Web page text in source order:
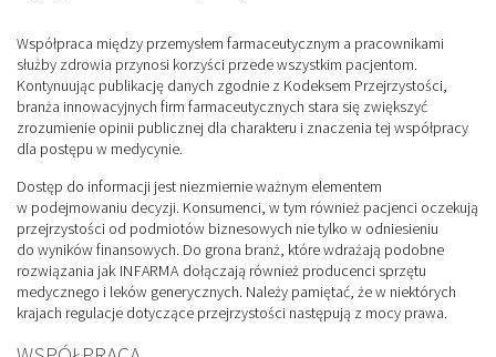
Współpraca między przemysłem farmaceutycznym a pracownikami
służby zdrowia przynosi korzyści przede wszystkim pacjentom.
Kontynuując publikację danych zgodnie z Kodeksem Przejrzystości,
branża innowacyjnych firm farmaceutycznych stara się zwiększyć
zrozumienie opinii publicznej dla charakteru i znaczenia tej współpracy
dla postępu w medycynie.
Dostęp do informacji jest niezmiernie ważnym elementem
w podejmowaniu decyzji. Konsumenci, w tym również pacjenci oczekują
przejrzystości od podmiotów biznesowych nie tylko w odniesieniu
do wyników finansowych. Do grona branż, które wdrażają podobne
rozwiązania jak INFARMA dołączają również producenci sprzętu
medycznego i leków generycznych. Należy pamiętać, że w niektórych
krajach regulacje dotyczące przejrzystości następują z mocy prawa.